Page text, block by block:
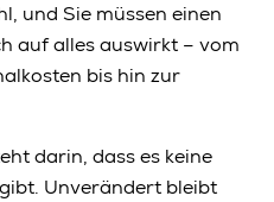
und Sie müssen einen
auf alles auswirkt – vom
bis hin zur
darin, dass es keine
Unverändert bleibt